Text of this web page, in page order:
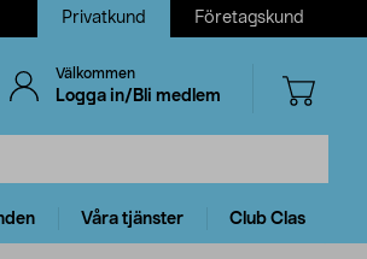
Privatkund Företagskund
Välkommen
Logga in/Bli medlem
Våra tjänster Club Clas